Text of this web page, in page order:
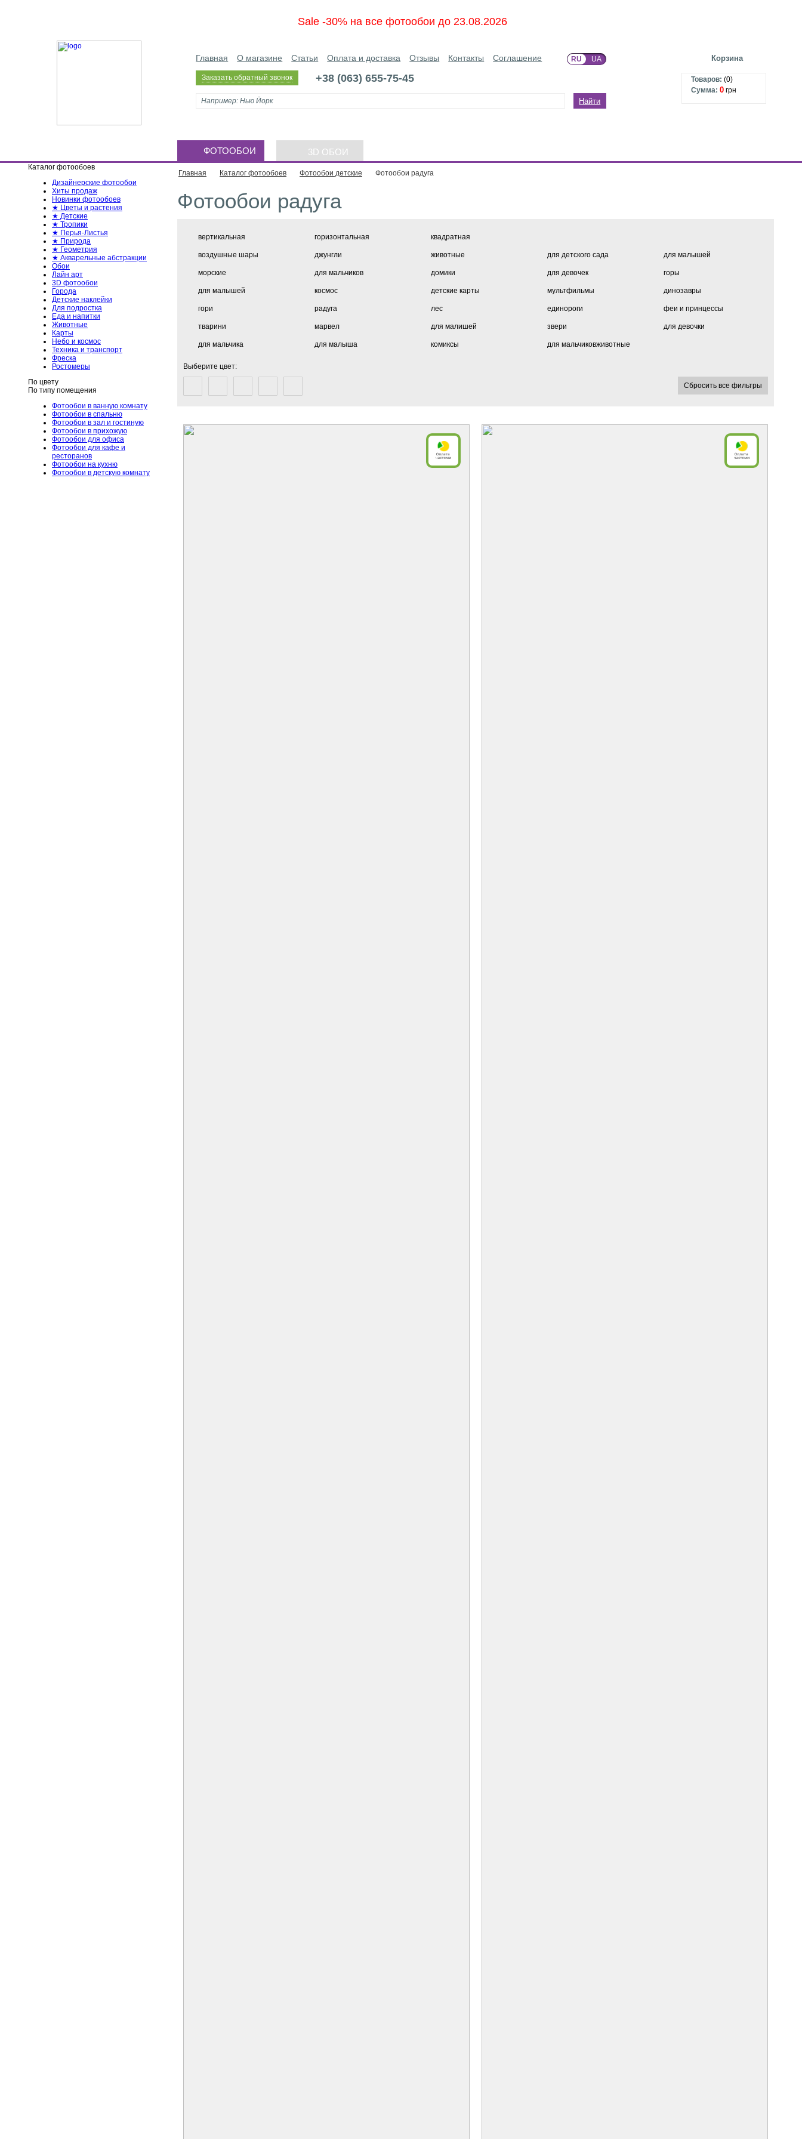
Sale -30% на все фотообои до 23.08.2026
Главная О магазине Статьи Оплата и доставка Отзывы Контакты Соглашение RU UA
Заказать обратный звонок +38 (063) 655-75-45
Найти
Корзина
Товаров: (0)
Сумма: 0 грн
ФОТООБОИ 3D ОБОИ
Каталог фотообоев
Дизайнерские фотообои
Хиты продаж
Новинки фотообоев
★ Цветы и растения
★ Детские
★ Тропики
★ Перья-Листья
★ Природа
★ Геометрия
★ Акварельные абстракции
Обои
Лайн арт
3D фотообои
Города
Детские наклейки
Для подростка
Еда и напитки
Животные
Карты
Небо и космос
Техника и транспорт
Фреска
Ростомеры
По цвету
По типу помещения
Фотообои в ванную комнату
Фотообои в спальню
Фотообои в зал и гостиную
Фотообои в прихожую
Фотообои для офиса
Фотообои для кафе и
ресторанов
Фотообои на кухню
Фотообои в детскую комнату
Главная Каталог фотообоев Фотообои детские Фотообои радуга
Фотообои радуга
вертикальная горизонтальная квадратная
воздушные шары джунгли животные для детского сада для малышей
морские для мальчиков домики для девочек горы
для малышей космос детские карты мультфильмы динозавры
гори радуга лес единороги феи и принцессы
тварини марвел для малишей звери для девочки
для мальчика для малыша комиксы для мальчиковживотные
Выберите цвет:
Сбросить все фильтры